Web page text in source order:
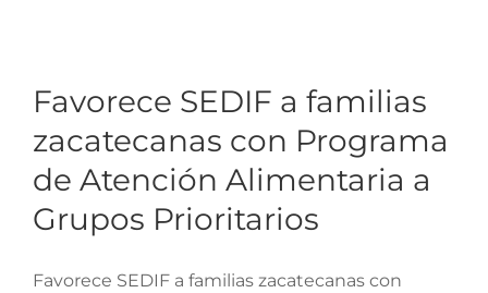
Alimentaria a Grupos
Prioritarios
Favorece SEDIF a familias
zacatecanas con Programa
de Atención Alimentaria a
Grupos Prioritarios
Favorece SEDIF a familias zacatecanas con